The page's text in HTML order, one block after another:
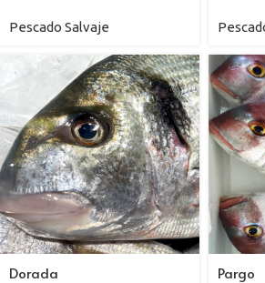
Pescado Salvaje
Dorada Pargo